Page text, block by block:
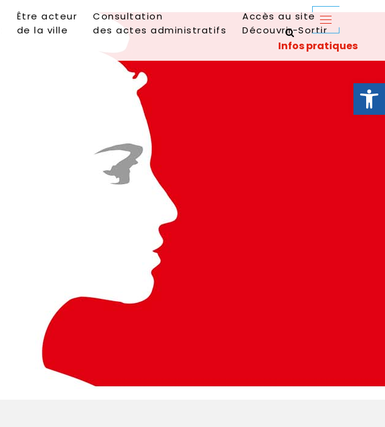
Ouvrir
Être acteur
de la ville
Consultation
des actes administratifs
Accès au site
Découvrir-Sortir